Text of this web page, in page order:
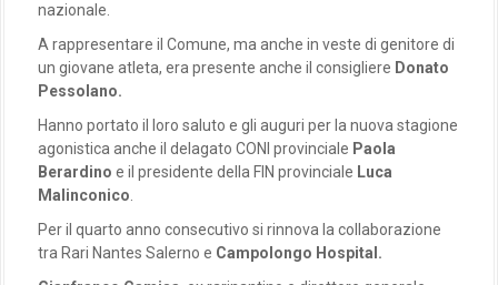
nazionale.
A rappresentare il Comune, ma anche in veste di genitore di
un giovane atleta, era presente anche il consigliere Donato
Pessolano.
Hanno portato il loro saluto e gli auguri per la nuova stagione
agonistica anche il delagato CONI provinciale Paola
Berardino e il presidente della FIN provinciale Luca
Malinconico.
Per il quarto anno consecutivo si rinnova la collaborazione
tra Rari Nantes Salerno e Campolongo Hospital.